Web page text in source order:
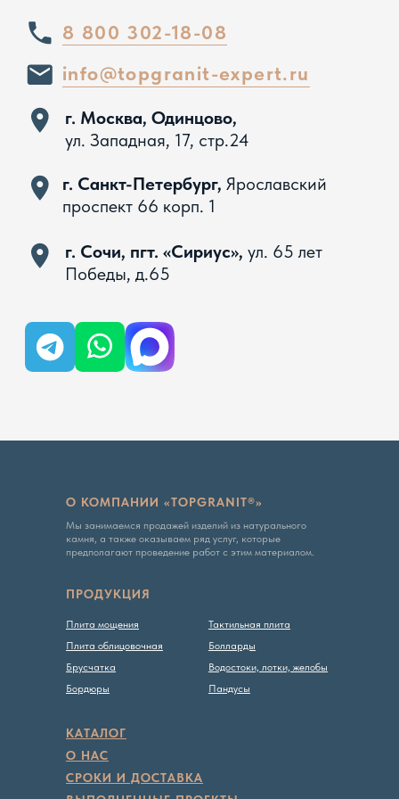
О КОМПАНИИ «TOPGRANIT®»
Мы занимаемся продажей изделий из натурального
камня, а также оказываем ряд услуг, которые
предполагают проведение работ с этим материалом.
Тактильная плита
Болларды
Водостоки, лотки, желобы
Пандусы
КАТАЛОГ
О НАС
СРОКИ И ДОСТАВКА
ПРОДУКЦИЯ
Плита мощения
Плита облицовочная
Брусчатка
Бордюры
Вся представленная на сайте информация, касающаяся
технических характеристик, наличия на складе, стоимости
товаров, носит информационный характер и ни при каких
условиях не является публичной офертой, определяемой
положениями Статьи 437 ГК РФ